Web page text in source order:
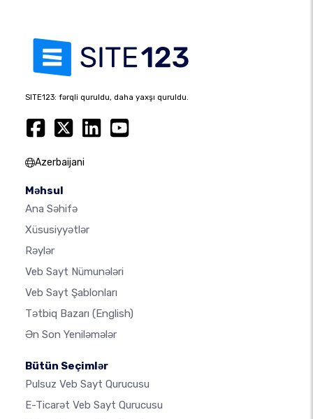
SITE123: fərqli quruldu, daha yaxşı quruldu.
Azerbaijani
Məhsul
Ana Səhifə
Xüsusiyyətlər
Rəylər
Veb Sayt Nümunələri
Veb Sayt Şablonları
Tətbiq Bazarı (English)
Ən Son Yeniləmələr
Bütün Seçimlər
Pulsuz Veb Sayt Qurucusu
E-Ticarət Veb Sayt Qurucusu